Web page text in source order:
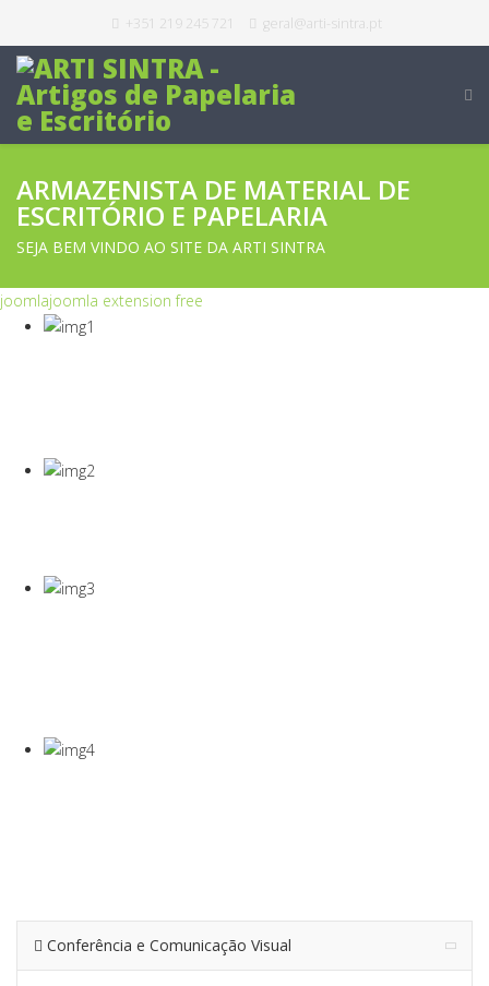
+351 219 245 721 geral@arti-sintra.pt
ARMAZENISTA DE MATERIAL DE
ESCRITÓRIO E PAPELARIA
SEJA BEM VINDO AO SITE DA ARTI SINTRA
joomlajoomla extension free
Conferência e Comunicação Visual